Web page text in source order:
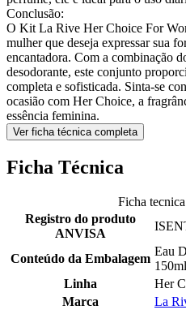
Conclusão:
O Kit La Rive Her Choice For
mulher que deseja expressar sua
encantadora. Com a combinação
desodorante, este conjunto
completa e sofisticada. Sinta-se
ocasião com Her Choice, a
essência feminina.
Ver ficha técnica completa
Ficha Técnica
Ficha
Registro do produto
ANVISA
Conteúdo da Embalagem
Eau
150ml
Linha
Her
Marca
La